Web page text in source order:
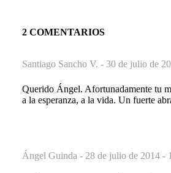
2 COMENTARIOS
Santiago Sancho V. - 30 de julio de
Querido Ángel. Afortunadamente tu
a la esperanza, a la vida. Un fuerte
Ángel Guinda - 28 de julio de 2014 -